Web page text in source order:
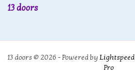
13 doors
13 doors © 2026 - Powered by Lightspeed
Pro